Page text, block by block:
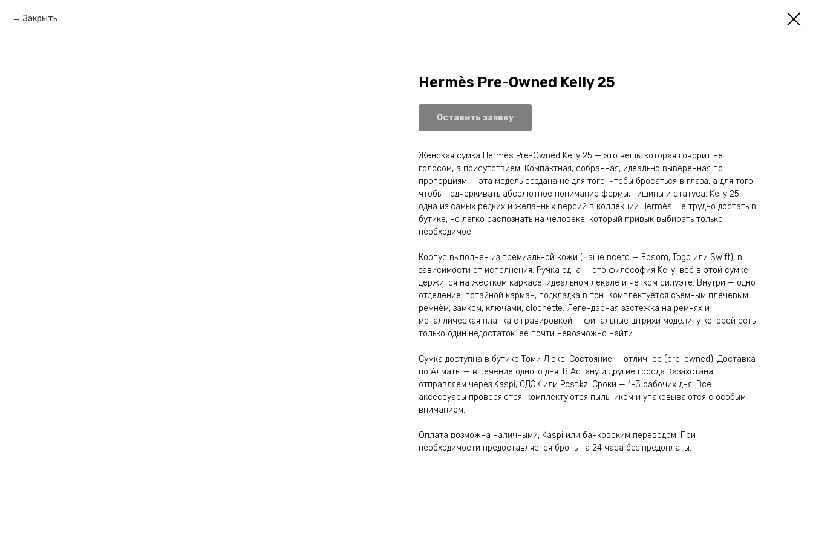
Закрыть
Hermès Pre-Owned Kelly 25
Оставить заявку
Женская сумка Hermès Pre-Owned Kelly 25 — это вещь, которая говорит не
голосом, а присутствием. Компактная, собранная, идеально выверенная по
пропорциям — эта модель создана не для того, чтобы бросаться в глаза, а для того,
чтобы подчеркивать абсолютное понимание формы, тишины и статуса. Kelly 25 —
одна из самых редких и желанных версий в коллекции Hermès. Её трудно достать в
бутике, но легко распознать на человеке, который привык выбирать только
необходимое.
Корпус выполнен из премиальной кожи (чаще всего — Epsom, Togo или Swift), в
зависимости от исполнения. Ручка одна — это философия Kelly: всё в этой сумке
держится на жёстком каркасе, идеальном лекале и чётком силуэте. Внутри — одно
отделение, потайной карман, подкладка в тон. Комплектуется съёмным плечевым
ремнём, замком, ключами, clochette. Легендарная застёжка на ремнях и
металлическая планка с гравировкой — финальные штрихи модели, у которой есть
только один недостаток: её почти невозможно найти.
Сумка доступна в бутике Томи Люкс. Состояние — отличное (pre-owned). Доставка
по Алматы — в течение одного дня. В Астану и другие города Казахстана
отправляем через Kaspi, СДЭК или Post.kz. Сроки — 1–3 рабочих дня. Все
аксессуары проверяются, комплектуются пыльником и упаковываются с особым
вниманием.
Оплата возможна наличными, Kaspi или банковским переводом. При
необходимости предоставляется бронь на 24 часа без предоплаты.